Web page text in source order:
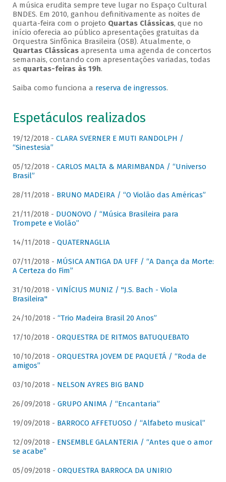
A música erudita sempre teve lugar no Espaço Cultural
BNDES. Em 2010, ganhou definitivamente as noites de
quarta-feira com o projeto Quartas Clássicas, que no
início oferecia ao público apresentações gratuitas da
Orquestra Sinfônica Brasileira (OSB). Atualmente, o
Quartas Clássicasapresenta uma agenda de concertos
semanais, contando com apresentações variadas, todas
as quartas-feiras às 19h.
Saiba como funciona a reserva de ingressos.
Espetáculos realizados
19/12/2018 - CLARA SVERNER E MUTI RANDOLPH /
“Sinestesia”
05/12/2018 - CARLOS MALTA & MARIMBANDA / “Universo
Brasil”
28/11/2018 - BRUNO MADEIRA / “O Violão das Américas”
21/11/2018 - DUONOVO / “Música Brasileira para
Trompete e Violão”
14/11/2018 - QUATERNAGLIA
07/11/2018 - MÚSICA ANTIGA DA UFF / “A Dança da Morte:
A Certeza do Fim”
31/10/2018 - VINÍCIUS MUNIZ / "J.S. Bach - Viola
Brasileira"
24/10/2018 - “Trio Madeira Brasil 20 Anos”
17/10/2018 - ORQUESTRA DE RITMOS BATUQUEBATO
10/10/2018 - ORQUESTRA JOVEM DE PAQUETÁ / “Roda de
amigos”
03/10/2018 - NELSON AYRES BIG BAND
26/09/2018 - GRUPO ANIMA / “Encantaria”
19/09/2018 - BARROCO AFFETUOSO / “Alfabeto musical”
12/09/2018 - ENSEMBLE GALANTERIA / “Antes que o amor
se acabe”
05/09/2018 - ORQUESTRA BARROCA DA UNIRIO